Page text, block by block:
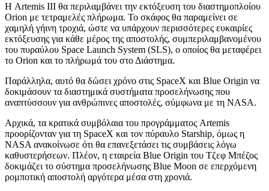
Η Artemis III θα περιλαμβάνει την εκτόξευση του διαστημοπλοίου
Orion με τετραμελές πλήρωμα. Το σκάφος θα παραμείνει σε
χαμηλή γήινη τροχιά, ώστε να υπάρχουν περισσότερες ευκαιρίες
εκτόξευσης για κάθε μέρος της αποστολής, συμπεριλαμβανομένου
του πυραύλου Space Launch System (SLS), ο οποίος θα μεταφέρει
το Orion και το πλήρωμά του στο Διάστημα.
Παράλληλα, αυτό θα δώσει χρόνο στις SpaceX και Blue Origin να
δοκιμάσουν τα διαστημικά συστήματα προσελήνωσης που
αναπτύσσουν για ανθρώπινες αποστολές, σύμφωνα με τη NASA.
Αρχικά, τα κρατικά συμβόλαια του προγράμματος Artemis
προορίζονταν για τη SpaceX και τον πύραυλο Starship, όμως η
NASA ανακοίνωσε ότι θα επανεξετάσει τις συμβάσεις λόγω
καθυστερήσεων. Πλέον, η εταιρεία Blue Origin του Τζεφ Μπέζος
δοκιμάζει το σύστημα προσελήνωσης Blue Moon σε επερχόμενη
ρομποτική αποστολή αργότερα μέσα στη χρονιά.